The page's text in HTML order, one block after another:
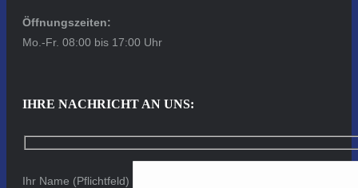
Öffnungszeiten:
Mo.-Fr. 08:00 bis 17:00 Uhr
IHRE NACHRICHT AN UNS:
Ihr Name (Pflichtfeld)